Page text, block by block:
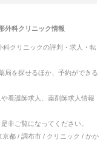
外科クリニック情報
科クリニックの評判・求人・転
局を探せるほか、予約ができる
看護師求人、薬剤師求人情報
非ご覧になってください。
都 / 調布市 / クリニック / かか